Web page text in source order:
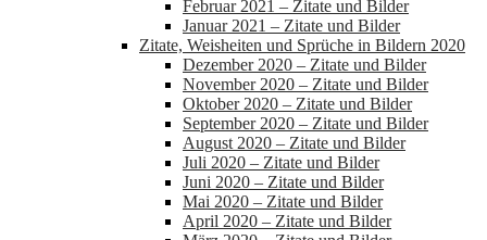
Februar 2021 – Zitate und Bilder
Januar 2021 – Zitate und Bilder
Zitate, Weisheiten und Sprüche in Bildern 2020
Dezember 2020 – Zitate und Bilder
November 2020 – Zitate und Bilder
Oktober 2020 – Zitate und Bilder
September 2020 – Zitate und Bilder
August 2020 – Zitate und Bilder
Juli 2020 – Zitate und Bilder
Juni 2020 – Zitate und Bilder
Mai 2020 – Zitate und Bilder
April 2020 – Zitate und Bilder